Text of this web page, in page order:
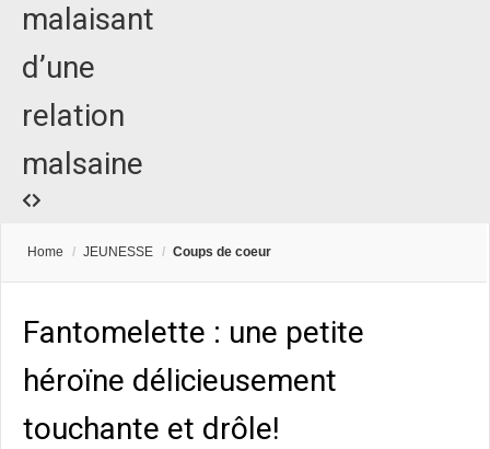
malaisant
d’une
relation
malsaine
Home / JEUNESSE / Coups de coeur
Fantomelette : une petite
héroïne délicieusement
touchante et drôle!